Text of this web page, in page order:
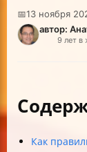
📅13 ноября
автор:
9 лет в
Как